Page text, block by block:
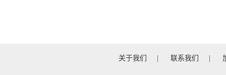
关于我们 联系我们